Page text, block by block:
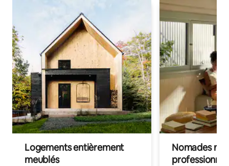
Logements entièrement
meublés
Nomades